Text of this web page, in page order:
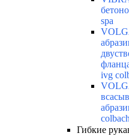
spa
ivg
Гибкие